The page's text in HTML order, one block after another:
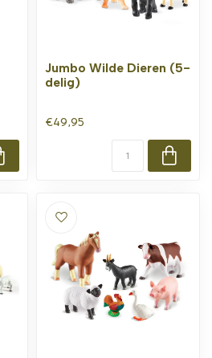
Jumbo Wilde Dieren (5-
delig)
€49,95